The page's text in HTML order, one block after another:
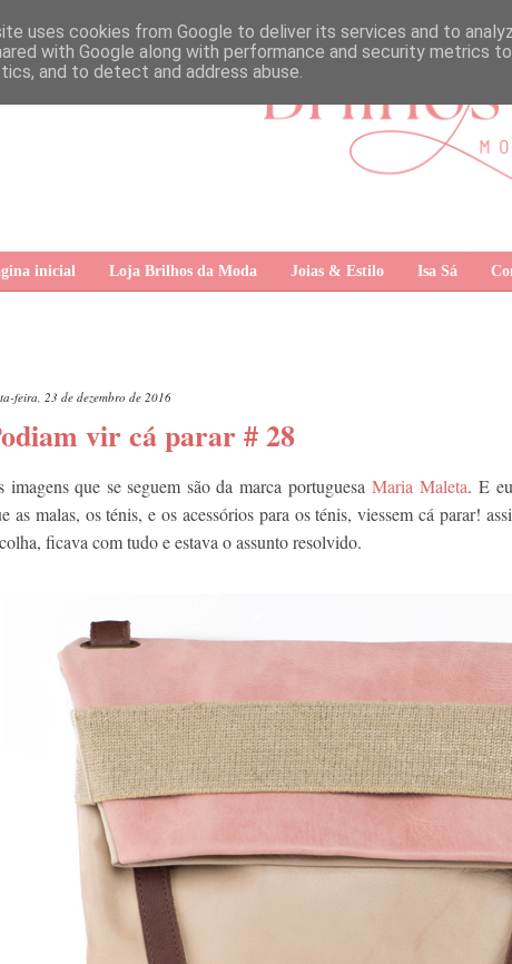
inicial Loja Brilhos da Moda Joias & Estilo Isa Sá
feira, 23 de dezembro de 2016
vir cá parar # 28
imagens que se seguem são da marca portuguesaMaria Maleta. E
as malas, os ténis, e os acessórios para os ténis, viessem cá parar!
ficava com tudo e estava o assunto resolvido.
uses cookies from Google to deliver its services and to
with Google along with performance and security metrics
and to detect and address abuse.